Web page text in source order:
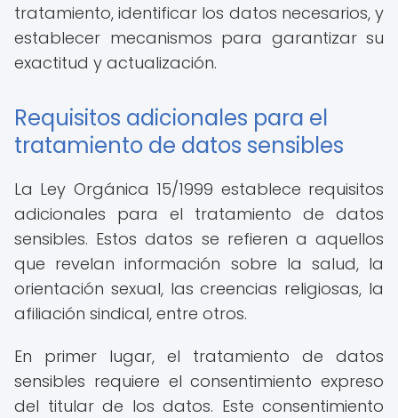
tratamiento, identificar los datos necesarios, y
establecer mecanismos para garantizar su
exactitud y actualización.
Requisitos adicionales para el
tratamiento de datos sensibles
La Ley Orgánica 15/1999 establece requisitos
adicionales para el tratamiento de datos
sensibles. Estos datos se refieren a aquellos
que revelan información sobre la salud, la
orientación sexual, las creencias religiosas, la
afiliación sindical, entre otros.
En primer lugar, el tratamiento de datos
sensibles requiere el consentimiento expreso
del titular de los datos. Este consentimiento